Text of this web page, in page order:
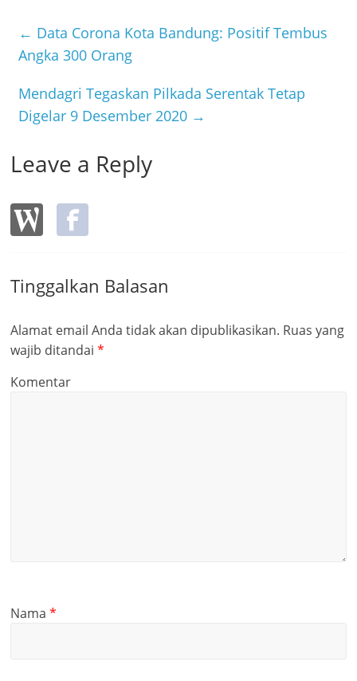
b
o
o
k
← Data Corona Kota Bandung: Positif Tembus
Angka 300 Orang
Mendagri Tegaskan Pilkada Serentak Tetap
Digelar 9 Desember 2020 →
Leave a Reply
Tinggalkan Balasan
Alamat email Anda tidak akan dipublikasikan. Ruas yang
wajib ditandai*
Komentar
Nama*